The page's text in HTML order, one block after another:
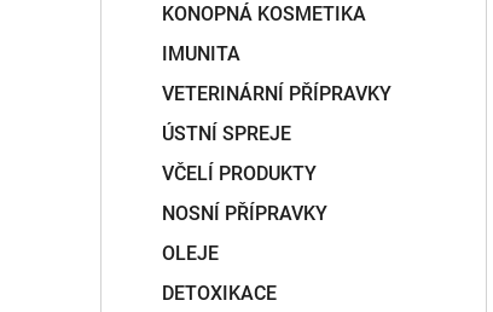
KONOPNÁ KOSMETIKA
IMUNITA
VETERINÁRNÍ PŘÍPRAVKY
ÚSTNÍ SPREJE
VČELÍ PRODUKTY
NOSNÍ PŘÍPRAVKY
OLEJE
DETOXIKACE